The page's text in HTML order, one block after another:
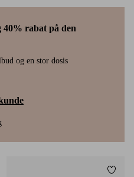
rabat på den
og en stor dosis
til favoritter